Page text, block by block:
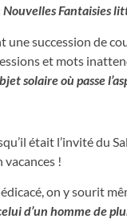
Nouvelles Fantaisies
succession de
et mots
solaire où passe
était l’invité du
vacances !
on y sourit
d’un homme de